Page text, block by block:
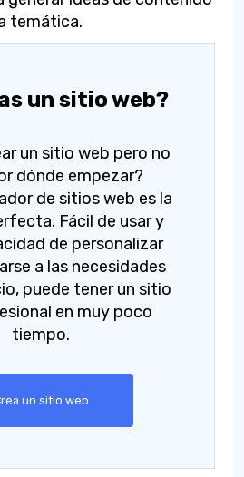
temática.
un sitio web?
un sitio web pero no
dónde empezar?
de sitios web es la
Fácil de usar y
de personalizar
a las necesidades
puede tener un sitio
en muy poco
tiempo.
un sitio web